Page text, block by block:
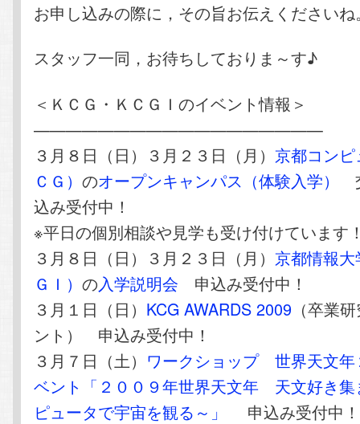
お申し込みの際に，その旨お伝えくださいね
スタッフ一同，お待ちしておりま～す♪
＜ＫＣＧ・ＫＣＧＩのイベント情報＞
——————————————————
３月８日（日）３月２３日（月） 京都コン
ＣＧ）のオープンキャンパス（体験入学）
込み受付中！
※平日の個別相談や見学も受け付けています
３月８日（日）３月２３日（月） 京都情報
ＧＩ）の入学説明会 申込み受付中！
３月１日（日） KCG AWARDS 2009 （卒業
ント） 申込み受付中！
３月７日（土） ワークショップ 世界天文年
ベント「２００９年世界天文年 天文好き
ピュータで宇宙を観る～」
申込み受付中！